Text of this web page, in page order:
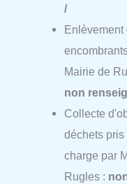
/
Enlèvement
Mairie de
non
Collecte
déchets pris
charge par
Rugles :